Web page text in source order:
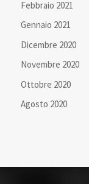
Febbraio 2021
Gennaio 2021
Dicembre 2020
Novembre 2020
Ottobre 2020
Agosto 2020